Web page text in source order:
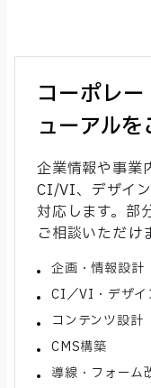
コーポレ
ューアル
企業情報や事業
CI/VI、デザイ
対応します。部
ご相談いただけ
企画・情報設計
CI／VI・デザイ
コンテンツ設計
CMS構築
導線・フォーム